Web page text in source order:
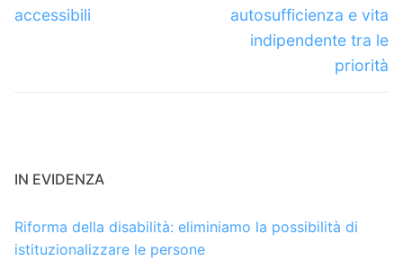
accessibili
autosufficienza e vita
indipendente tra le
priorità
IN EVIDENZA
Riforma della disabilità: eliminiamo la possibilità di
istituzionalizzare le persone